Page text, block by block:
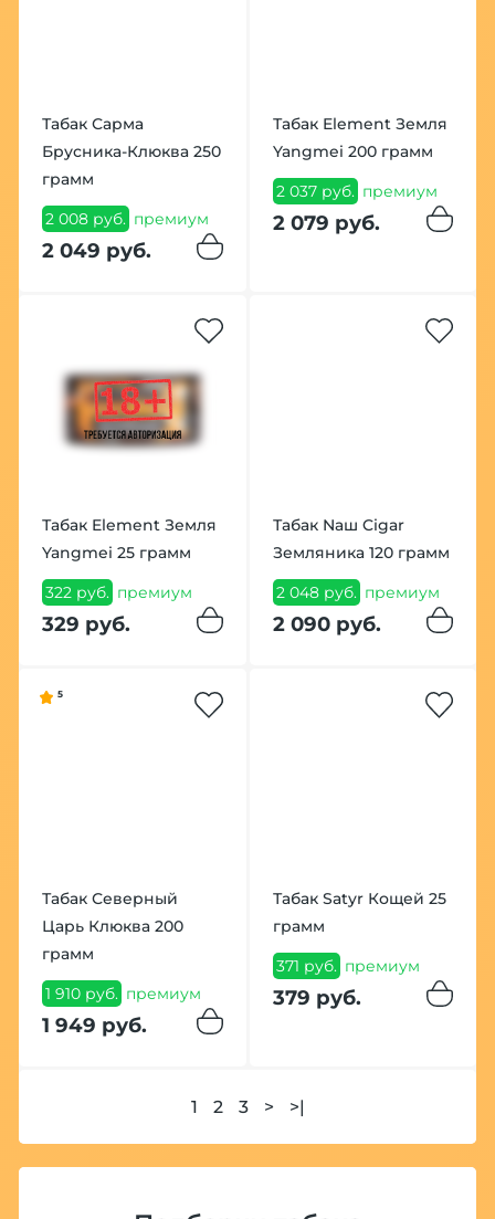
Табак Сарма
Брусника-Клюква 250
грамм
2 008 руб. премиум
2 049 руб.
Табак Element Земля
Yangmei 200 грамм
2 037 руб. премиум
2 079 руб.
Табак Element Земля
Yangmei 25 грамм
322 руб. премиум
329 руб.
Табак Nаш Cigar
Земляника 120 грамм
2 048 руб. премиум
2 090 руб.
5
Табак Северный
Царь Клюква 200
грамм
1 910 руб. премиум
1 949 руб.
Табак Satyr Кощей 25
грамм
371 руб. премиум
379 руб.
1 2 3 > >|